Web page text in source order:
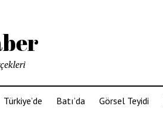
Türkiye’de Batı’da Görsel Teyidi